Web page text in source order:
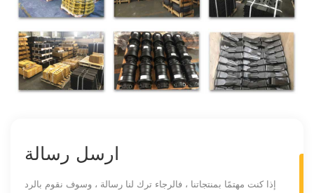
ارسل رسالة
إذا كنت مهتمًا بمنتجاتنا ، فالرجاء ترك لنا رسالة ، وسوف نقوم بالرد